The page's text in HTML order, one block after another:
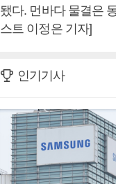
됐다. 먼바다 물결은
스트 이정은 기자]
인기기사